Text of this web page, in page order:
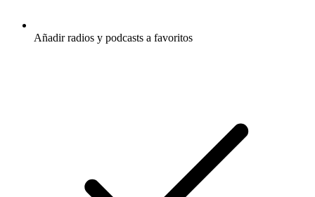
Añadir radios y podcasts a favoritos